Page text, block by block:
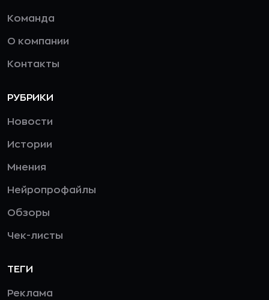
Команда
О компании
Контакты
РУБРИКИ
Новости
Истории
Мнения
Нейропрофайлы
Обзоры
Чек-листы
ТЕГИ
Реклама